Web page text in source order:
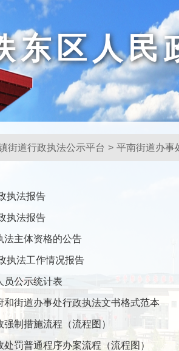
东区人民
街道行政执法公示平台 > 平南街道办事
执法报告
执法报告
法主体资格的公告
执法工作情况报告
员公示统计表
和街道办事处行政执法文书格式范本
制措施流程（流程图）
罚普通程序办案流程（流程图）